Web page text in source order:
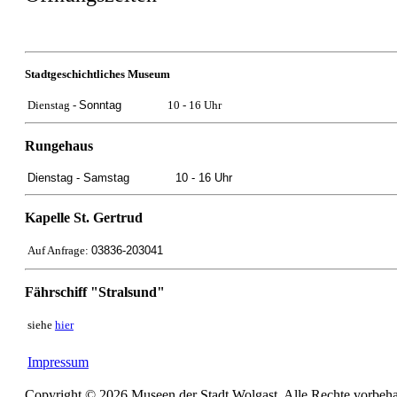
Stadtgeschichtliches Museum
Dienstag - Sonntag 10 - 16 Uhr
Rungehaus
Dienstag - Samstag 10 - 16 Uhr
Kapelle St. Gertrud
Auf Anfrage: 03836-203041
Fährschiff "Stralsund"
siehe hier
Impressum